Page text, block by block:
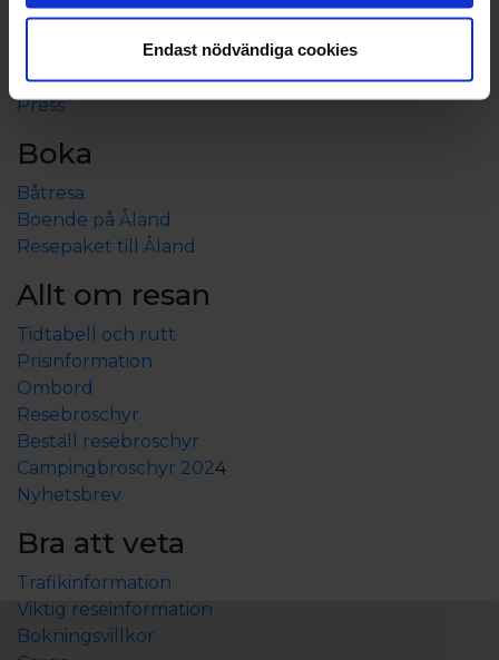
Endast nödvändiga cookies
Koncerninformation
Sponsring och samarbeten
Press
Boka
Båtresa
Boende på Åland
Resepaket till Åland
Allt om resan
Tidtabell och rutt
Prisinformation
Ombord
Resebroschyr
Beställ resebroschyr
Campingbroschyr 2024
Nyhetsbrev
Bra att veta
Trafikinformation
Viktig reseinformation
Bokningsvillkor